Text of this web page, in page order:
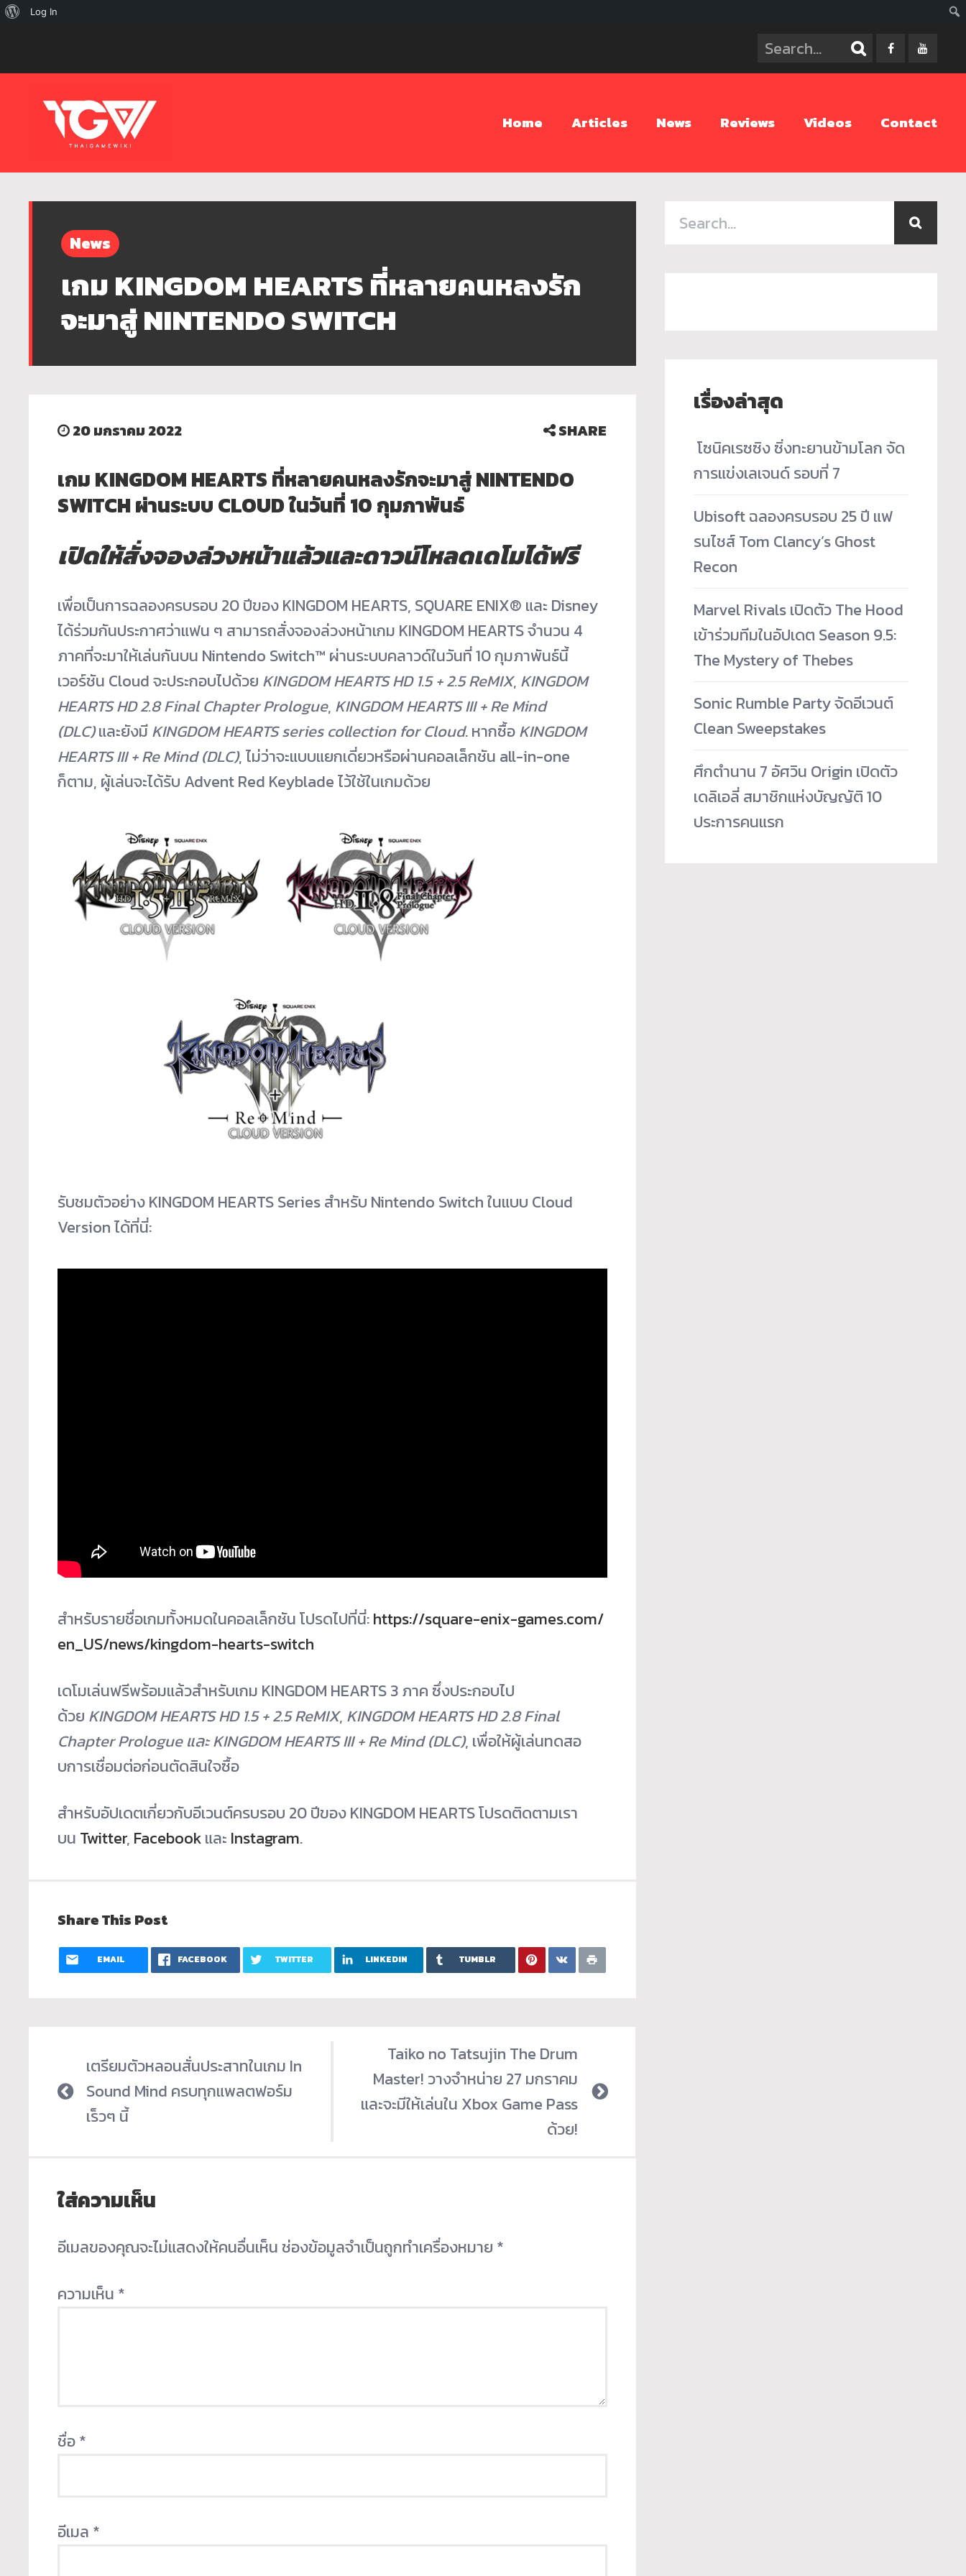
Home Articles News Reviews Videos Contact
News
เกม KINGDOM HEARTS ที่หลายคนหลงรัก
จะมาสู่ NINTENDO SWITCH
20 มกราคม 2022 SHARE
เกม KINGDOM HEARTS ที่หลายคนหลงรักจะมาสู่ NINTENDO
SWITCH ผ่านระบบ CLOUD ในวันที่ 10 กุมภาพันธ์
เปิดให้สั่งจองล่วงหน้าแล้วและดาวน์โหลดเดโมได้ฟรี
เพื่อเป็นการฉลองครบรอบ 20 ปีของ KINGDOM HEARTS, SQUARE ENIX® และ Disney
ได้ร่วมกันประกาศว่าแฟน ๆ สามารถสั่งจองล่วงหน้าเกม KINGDOM HEARTS จำนวน 4
ภาคที่จะมาให้เล่นกันบน Nintendo Switch™ ผ่านระบบคลาวด์ในวันที่ 10 กุมภาพันธ์นี้
เวอร์ชัน Cloud จะประกอบไปด้วย KINGDOM HEARTS HD 1.5 + 2.5 ReMIX, KINGDOM
HEARTS HD 2.8 Final Chapter Prologue, KINGDOM HEARTS III+ Re Mind
(DLC)และยังมีKINGDOM HEARTS series collection for Cloud. หากซื้อKINGDOM
HEARTS III + Re Mind (DLC), ไม่ว่าจะแบบแยกเดี่ยวหรือผ่านคอลเล็กชัน all-in-one
ก็ตาม, ผู้เล่นจะได้รับ Advent Red Keyblade ไว้ใช้ในเกมด้วย
รับชมตัวอย่าง KINGDOM HEARTS Series สำหรับ Nintendo Switch ในแบบ Cloud
Version ได้ที่นี่:
สำหรับรายชื่อเกมทั้งหมดในคอลเล็กชัน โปรดไปที่นี่:https://square-enix-games.com/
en_US/news/kingdom-hearts-switch
เดโมเล่นฟรีพร้อมแล้วสำหรับเกม KINGDOM HEARTS 3 ภาค ซึ่งประกอบไป
ด้วย KINGDOM HEARTS HD 1.5 + 2.5 ReMIX, KINGDOM HEARTS HD 2.8 Final
Chapter Prologue และKINGDOM HEARTS III + Re Mind (DLC), เพื่อให้ผู้เล่นทดสอ
บการเชื่อมต่อก่อนตัดสินใจซื้อ
สำหรับอัปเดตเกี่ยวกับอีเวนต์ครบรอบ 20 ปีของ KINGDOM HEARTS โปรดติดตามเรา
บน Twitter, Facebookและ Instagram.
Share This Post
EMAIL FACEBOOK TWITTER LINKEDIN TUMBLR
เตรียมตัวหลอนสั่นประสาทในเกม In
Sound Mind ครบทุกแพลตฟอร์ม
เร็วๆ นี้
Taiko no Tatsujin The Drum
Master! วางจำหน่าย 27 มกราคม
และจะมีให้เล่นใน Xbox Game Pass
ด้วย!
ใส่ความเห็น
อีเมลของคุณจะไม่แสดงให้คนอื่นเห็นช่องข้อมูลจำเป็นถูกทำเครื่องหมาย *
ความเห็น *
ชื่อ*
อีเมล *
เรื่องล่าสุด
­ โซนิคเรซซิง ซิ่งทะยานข้ามโลก จัด
การแข่งเลเจนด์ รอบที่ 7
Ubisoft ฉลองครบรอบ 25 ปี แฟ
รนไชส์ Tom Clancy’s Ghost
Recon
Marvel Rivals เปิดตัว The Hood
เข้าร่วมทีมในอัปเดต Season 9.5:
The Mystery of Thebes
Sonic Rumble Party จัดอีเวนต์
Clean Sweepstakes
ศึกตำนาน 7 อัศวิน Origin เปิดตัว
เดลิเอลี่ สมาชิกแห่งบัญญัติ 10
ประการคนแรก
เกี่ยวLog In